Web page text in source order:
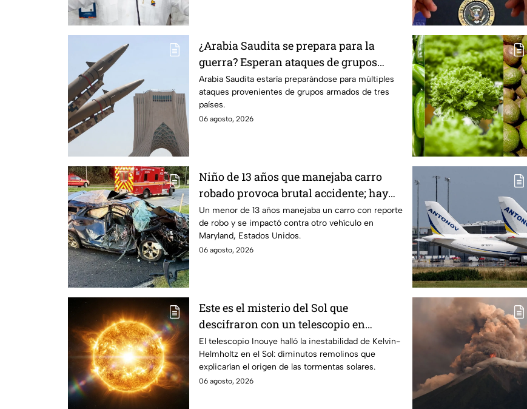
¿Arabia Saudita se prepara para la
guerra? Esperan ataques de grupos
armados de tres países
Arabia Saudita estaría preparándose para múltiples
ataques provenientes de grupos armados de tres
países.
06 agosto, 2026
Niño de 13 años que manejaba carro
robado provoca brutal accidente; hay
un muerto y heridos de gravedad
Un menor de 13 años manejaba un carro con reporte
de robo y se impactó contra otro vehículo en
Maryland, Estados Unidos.
06 agosto, 2026
Este es el misterio del Sol que
descifraron con un telescopio en
Hawái: explica las tormentas solares
que afectan a la Tierra
El telescopio Inouye halló la inestabilidad de Kelvin-
Helmholtz en el Sol: diminutos remolinos que
explicarían el origen de las tormentas solares.
06 agosto, 2026